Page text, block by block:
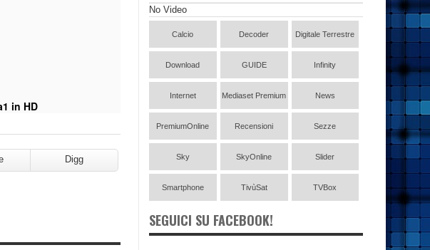
in HD
Digg
No Video
Calcio Decoder Digitale Terrestre
Download GUIDE Infinity
Internet Mediaset Premium News
PremiumOnline Recensioni Sezze
Sky SkyOnline Slider
Smartphone TivùSat TVBox
SEGUICI SU FACEBOOK!